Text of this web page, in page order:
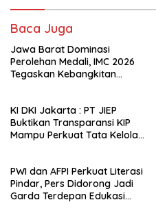
Baca Juga
Jawa Barat Dominasi
Perolehan Medali, IMC 2026
Tegaskan Kebangkitan
KI DKI Jakarta : PT JIEP
Buktikan Transparansi KIP
Mampu Perkuat Tata Kelola
PWI dan AFPI Perkuat Literasi
Pindar, Pers Didorong Jadi
Garda Terdepan Edukasi